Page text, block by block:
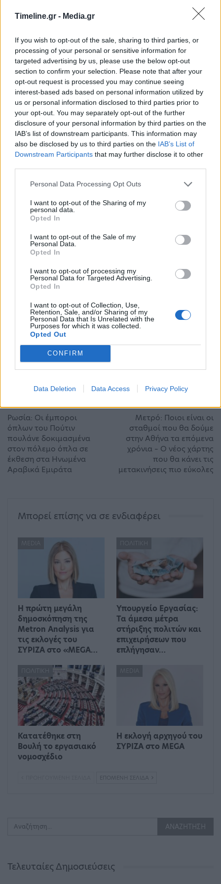
Timeline.gr - Media.gr
If you wish to opt-out of the sale, sharing to third parties, or
processing of your personal or sensitive information for
targeted advertising by us, please use the below opt-out
section to confirm your selection. Please note that after your
opt-out request is processed you may continue seeing
interest-based ads based on personal information utilized by
us or personal information disclosed to third parties prior to
your opt-out. You may separately opt-out of the further
disclosure of your personal information by third parties on the
IAB’s list of downstream participants. This information may
also be disclosed by us to third parties on the IAB’s List of
Downstream Participants that may further disclose it to other
Personal Data Processing Opt Outs
I want to opt-out of the Sharing of my
personal data.
Opted In
I want to opt-out of the Sale of my
Personal Data.
Opted In
I want to opt-out of processing my
Personal Data for Targeted Advertising.
Opted In
I want to opt-out of Collection, Use,
Retention, Sale, and/or Sharing of my
Personal Data that Is Unrelated with the
Purposes for which it was collected.
Opted Out
CONFIRM
Data Deletion Data Access Privacy Policy
Το Politico, στο δημοσίευμά του, αφού
ολοκληρώνεται με τις συλλήψεις, αναφέρεται
ειδικότερα σε event που διοργανώθηκε τον
Φεβρουάριο 2020, στην Ντόχα. Εκεί η Εύα Καϊλή
συντόνιζε μία συζήτηση με θέμα τους κολοσσούς
των social media και τη Δημοκρατία, σε μία
εκδήλωση που πραγματοποιήθηκε στο
υπερπολυτελές ξενοδοχείο «Ritz Carlton».
επηρεασμού ανάμεσα στα κράτη-μέλη, ακόμα
και στην Ευρώπη », ανέφερε τότε η ωραία Εύα,
για την οποία το Politico επικαλούμενο κατάθεση
Αντόνιο Παντσέρι στους Βέλγους δικαστές
αναφέρει ότι έλαβε χρήματα από το Κατάρ τα
οποία στη συνέχεια χρησιμοποίησε για την
προεκλογική της εκστρατεία. Κάτι που η Εύα
Καϊλή μέσω των συνηγόρων της αρνείται.
Ρεπορτάζ: Σπύρος Κάραλης
Δημοσιεύτηκε στην ΑΠΟΓΕΥΜΑΤΙΝΗ στις 20/2
Ρωσία: Οι έμποροι
όπλων του Πούτιν
πουλάνε δοκιμασμένα
στον πόλεμο όπλα σε
έκθεση στα Ηνωμένα
Αραβικά Εμιράτα
Μετρό: Ποιοι είναι οι
σταθμοί που θα δούμε
στην Αθήνα τα επόμενα
χρόνια – Ο νέος χάρτης
που θα κάνει τις
μετακινήσεις πιο εύκολες
Μπορεί επίσης να σε ενδιαφέρει
MEDIA
Η πρώτη μεγάλη
δημοσκόπηση της
Metron Analysis για
τις εκλογές του
ΣΥΡΙΖΑ στο «MEGA…
ΠΟΛΙΤΙΚΉ
Υπουργείο Εργασίας:
Τα άμεσα μέτρα
στήριξης πολιτών και
επιχειρήσεων που
επλήγησαν…
ΠΟΛΙΤΙΚΉ
Κατατέθηκε στη
Βουλή το εργασιακό
νομοσχέδιο
MEDIA
Η εκλογή αρχηγού του
ΣΥΡΙΖΑ στο MEGA
ΕΠΌΜΕΝΗ ΣΕΛΊΔΑ
Τελευταίες Δημοσιεύσεις